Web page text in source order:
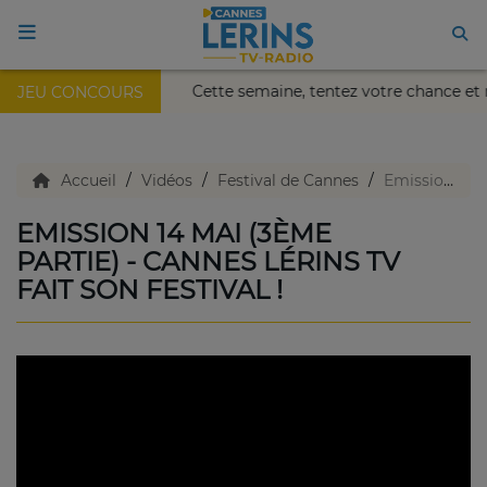
JEU CONCOURS
Nikaïa de Nice ! Cette semaine, tentez votre chance
TV en direct
Replay TV
Accueil Vidéos Festival de Cannes Emission 14 mai (3ème partie) - Cannes Lérins TV fait son festival !
EMISSION 14 MAI (3ÈME
PARTIE) - CANNES LÉRINS TV
FAIT SON FESTIVAL !